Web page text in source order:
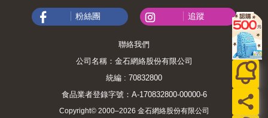
粉絲團 追蹤
聯絡我們
公司名稱：金石網絡股份有限公司
統編 : 70832800
食品業者登錄字號：A-170832800-00000-6
Copyright© 2000–2026 金石網絡股份有限公司